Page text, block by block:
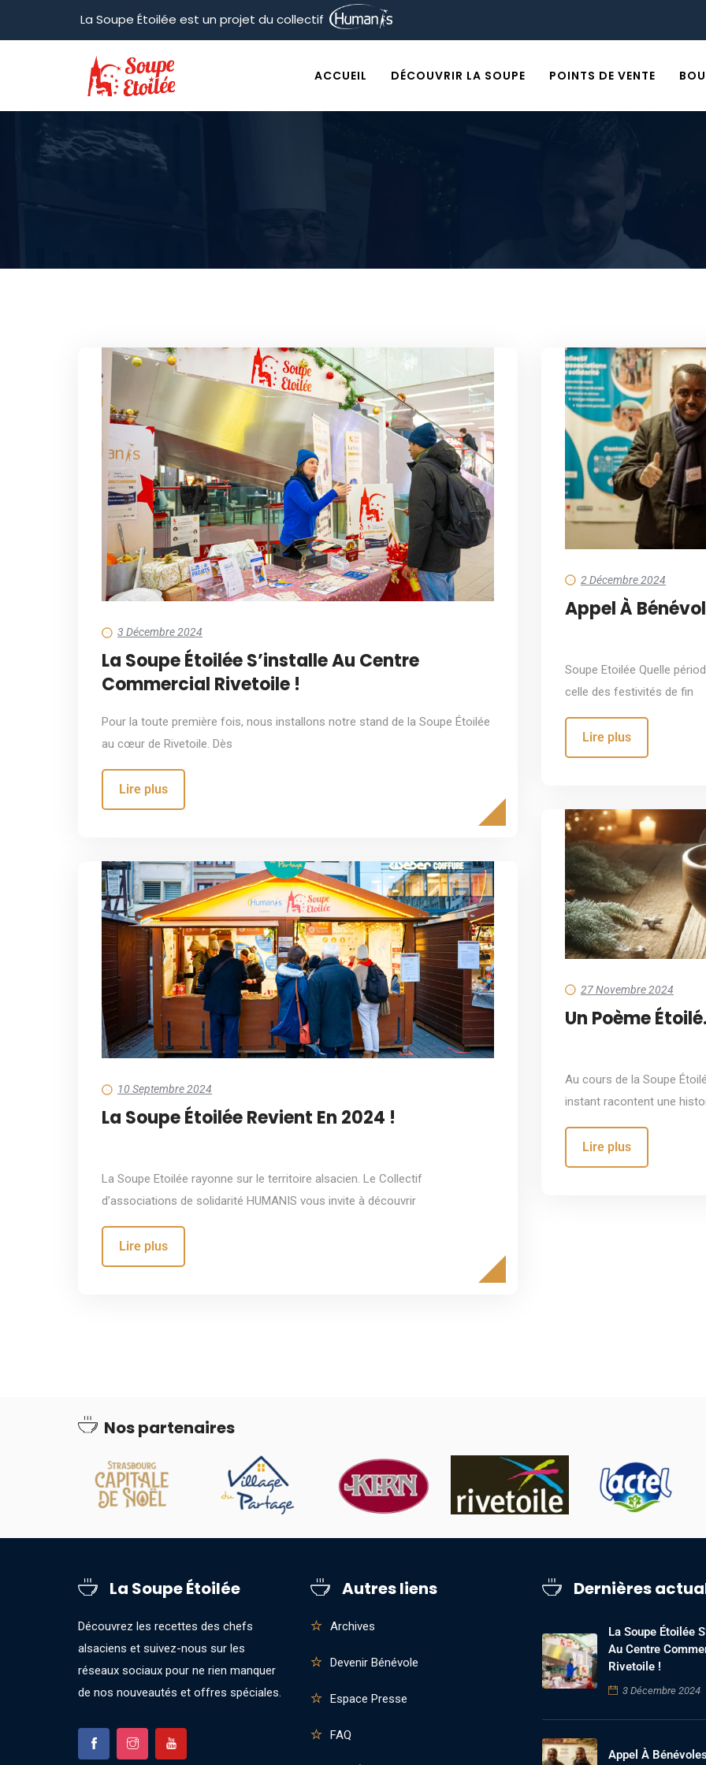
La Soupe Étoilée est un projet du collectif
ACCUEIL DÉCOUVRIR LA SOUPE POINTS DE VENTE
3 Décembre 2024
La Soupe Étoilée S’installe Au Centre
Commercial Rivetoile !
Pour la toute première fois, nous installons notre stand de la Soupe Étoilée
au cœur de Rivetoile. Dès
Lire plus
2 Décembre 2024
Appel À
Soupe Etoilée Quelle
celle des festivités de fin
Lire plus
27 Novembre 2024
Un Poème
Au cours de la Soupe
instant racontent une
Lire plus
10 Septembre 2024
La Soupe Étoilée Revient En 2024 !
La Soupe Etoilée rayonne sur le territoire alsacien. Le Collectif
d’associations de solidarité HUMANIS vous invite à découvrir
Lire plus
Nos partenaires
La Soupe Étoilée
Découvrez les recettes des chefs
alsaciens et suivez-nous sur les
réseaux sociaux pour ne rien manquer
de nos nouveautés et offres spéciales.
Autres liens
Archives
Devenir Bénévole
Espace Presse
FAQ
Dernières
La Soupe Étoilée
Au Centre
Rivetoile !
3 Décembre 2024
Appel À